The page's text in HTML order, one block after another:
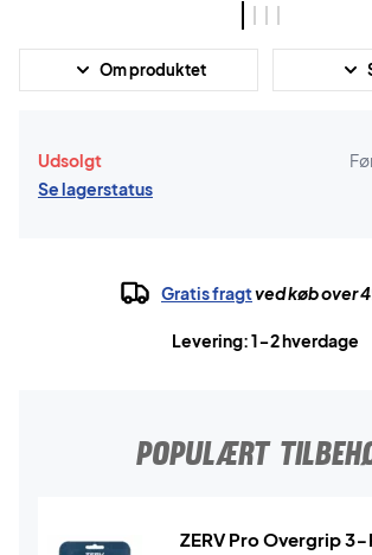
Om produktet
Udsolgt
Se lagerstatus
Gratis fragtved køb over
Levering: 1-2 hverdage
POPULÆRT
ZERV Pro Overgrip